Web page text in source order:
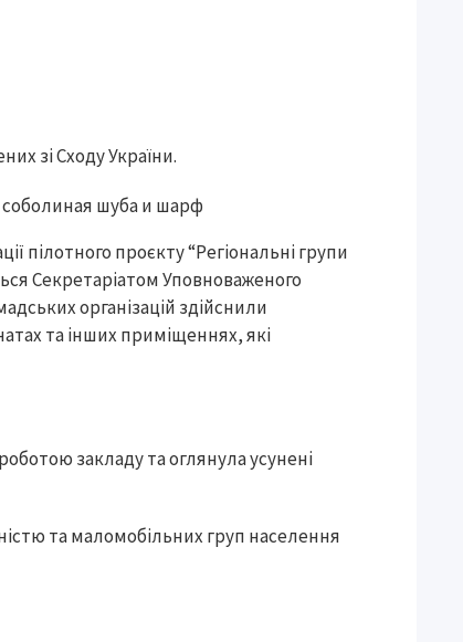
зі Сходу України.
пілотного проєкту “Регіональні групи
Секретаріатом Уповноваженого
організацій здійснили
та інших приміщеннях, які
закладу та оглянула усунені
та маломобільних груп населення